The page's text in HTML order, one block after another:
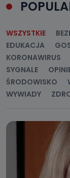
WSZYSTKIE
EDUKACJA
KORONAWIRUS
SYGNALE
ŚRODOWISKO
WYWIADY